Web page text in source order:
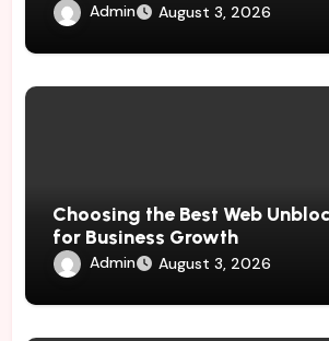
Admin August 3, 2026
Choosing the Best Web
for Business Growth
Admin August 3, 2026